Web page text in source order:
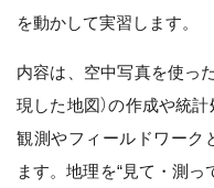
を動かして実習します。
内容は、空中写真を使っ
現した地図）の作成や統
観測やフィールドワーク
ます。地理を“見て・測